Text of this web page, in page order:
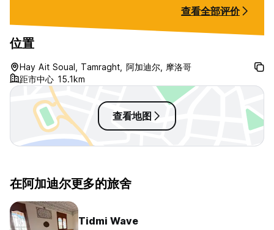
入住时间为 12:00 至 00:00
12:00前退房。
抵达时以现金付款。
不包括城市税。
早餐（供应时间为 9:00 至 10:00）。
(Auto-translated from original language)
your own in case of any issues
which isn’t great... The 'many
other activities' they advertise are
only available if surfing isn’t an
option. Unfortunately, it’s a
strange vibe overall
查看全部评价
位置
Hay Ait Soual, Tamraght, 阿加迪尔, 摩洛哥
距市中心 15.1km
查看地图
在阿加迪尔更多的旅舍
Tidmi Wave